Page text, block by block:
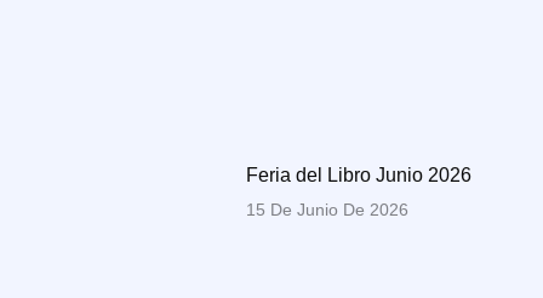
Feria del Libro Junio 2026
15 De Junio De 2026